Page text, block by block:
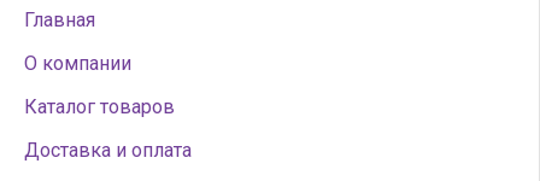
Главная
О компании
Каталог товаров
Доставка и оплата